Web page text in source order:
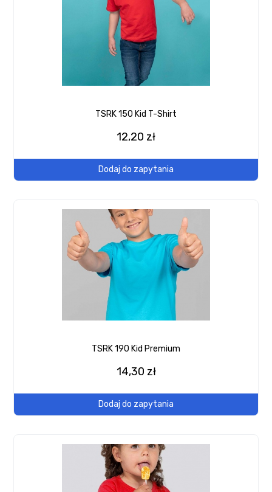
TSRK 150 Kid T-Shirt
12,20 zł
Dodaj do zapytania
TSRK 190 Kid Premium
14,30 zł
Dodaj do zapytania